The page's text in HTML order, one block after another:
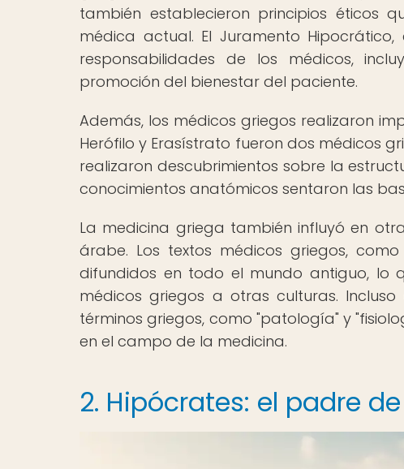
también establecieron principios éticos
médica actual. El Juramento
responsabilidades de los médicos,
promoción del bienestar del paciente.
Además, los médicos griegos realizaron
Herófilo y Erasístrato fueron dos médicos
realizaron descubrimientos sobre la
conocimientos anatómicos sentaron las
La medicina griega también influyó en
árabe. Los textos médicos griegos,
difundidos en todo el mundo antiguo, lo
médicos griegos a otras culturas.
términos griegos, como "patología" y
en el campo de la medicina.
2. Hipócrates: el padre